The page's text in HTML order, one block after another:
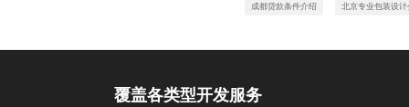
成都贷款条件介绍 北京专业包装设计
覆盖各类型开发服务